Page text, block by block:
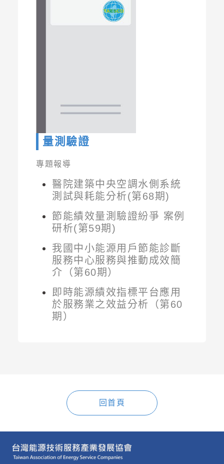
量測驗證
專題報導
醫院建築中央空調水側系統
測試與耗能分析(第68期)
節能績效量測驗證紛爭 案例
研析(第59期)
我國中小能源用戶節能診斷
服務中心服務與推動成效簡
介（第60期）
即時能源績效指標平台應用
於服務業之效益分析（第60
期）
回首頁